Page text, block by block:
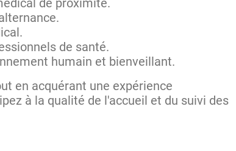
de santé.
humain et bienveillant.
en acquérant une expérience
à la qualité de l'accueil et du suivi des